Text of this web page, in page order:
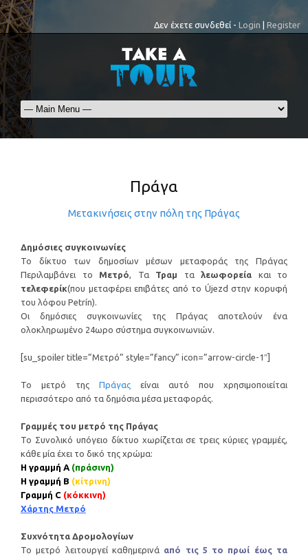
Δεν έχετε συνδεθεί - Login Register
Πράγα
Μετακινήσεις στην πόλη της Πράγας
Δημόσιες συγκοινωνίες
Το δίκτυο των δημοσίων μέσων μεταφοράς της Πράγας
Περιλαμβάνει το Μετρό, Τα Τραμ τα λεωφορεία και το
τελεφερίκ(που μεταφέρει επιβάτες από το Újezd στην κορυφή
του λόφου Petrín).
Οι δημόσιες συγκοινωνίες της Πράγας αποτελούν ένα
ολοκληρωμένο 24ωρο σύστημα συγκοινωνιών.
[su_spoiler title=”Μετρό” style=”fancy” icon=”arrow-circle-1″]
Το μετρό της Πράγας είναι αυτό που χρησιμοποιείται
περισσότερο από τα δημόσια μέσα μεταφοράς.
Γραμμές του μετρό της Πράγας
Το Συνολικό υπόγειο δίκτυο χωρίζεται σε τρεις κύριες γραμμές,
κάθε μία έχει το δικό της χρώμα:
Η γραμμή Α (πράσινη)
Η γραμμή Β (κίτρινη)
Γραμμή C (κόκκινη)
Χάρτης Μετρό
Συχνότητα Δρομολογίων
Το μετρό λειτουργεί καθημερινά από τις 5 το πρωί έως τα